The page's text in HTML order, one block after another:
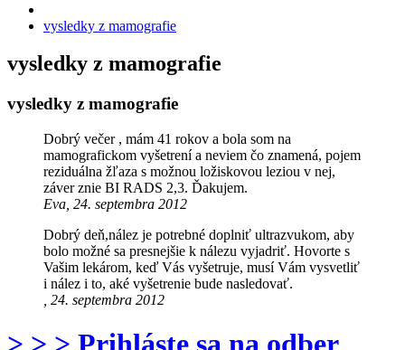
vysledky z mamografie
vysledky z mamografie
vysledky z mamografie
Dobrý večer , mám 41 rokov a bola som na
mamografickom vyšetrení a neviem čo znamená, pojem
reziduálna žľaza s možnou ložiskovou leziou v nej,
záver znie BI RADS 2,3. Ďakujem.
Eva, 24. septembra 2012
Dobrý deň,nález je potrebné doplniť ultrazvukom, aby
bolo možné sa presnejšie k nálezu vyjadriť. Hovorte s
Vašim lekárom, keď Vás vyšetruje, musí Vám vysvetliť
i nález i to, aké vyšetrenie bude nasledovať.
, 24. septembra 2012